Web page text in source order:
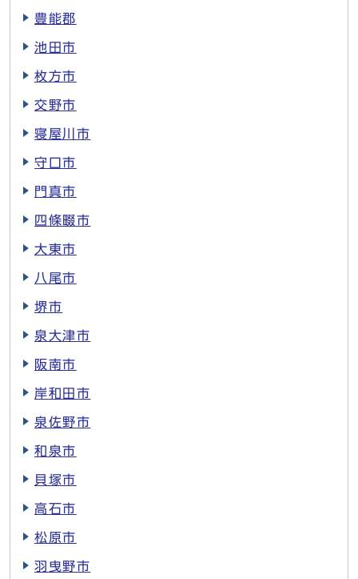
豊能郡
池田市
枚方市
交野市
寝屋川市
守口市
門真市
四條畷市
大東市
八尾市
堺市
泉大津市
阪南市
岸和田市
泉佐野市
和泉市
貝塚市
高石市
松原市
羽曳野市